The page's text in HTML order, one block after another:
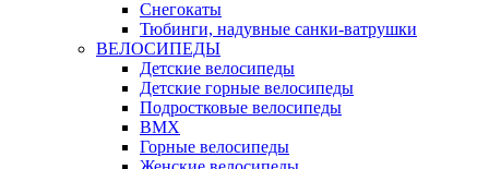
Снегокаты
Тюбинги, надувные санки-ватрушки
ВЕЛОСИПЕДЫ
Детские велосипеды
Детские горные велосипеды
Подростковые велосипеды
BMX
Горные велосипеды